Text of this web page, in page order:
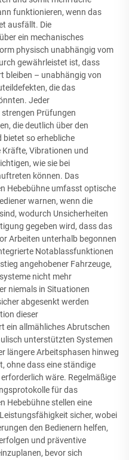
funktionieren, wenn das
ausfällt. Die
ein mechanisches
physisch unabhängig vom
gewährleistet ist, dass
bleiben – unabhängig von
die das
Jeder
Prüfungen
die deutlich über den
bietet so erhebliche
Vibrationen und
wie sie bei
können. Das
Hebebühne umfasst optische
warnen, wenn die
wodurch Unsicherheiten
gegeben wird, dass das
Arbeiten unterhalb begonnen
Notablassfunktionen
angehobener Fahrzeuge,
nicht mehr
niemals in Situationen
abgesenkt werden
dieser
ein allmähliches Abrutschen
unterstützten Systemen
längere Arbeitsphasen hinweg
ohne dass eine ständige
wäre. Regelmäßige
für das
Hebebühne stellen eine
sicher, wobei
den Bedienern helfen,
und präventive
bevor sich